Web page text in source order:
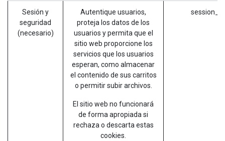
Sesión y
seguridad
(necesario)
Autentique usuarios,
proteja los datos de los
usuarios y permita que el
sitio web proporcione los
servicios que los usuarios
esperan, como almacenar
el contenido de sus carritos
o permitir subir archivos.
El sitio web no funcionará
de forma apropiada si
rechaza o descarta estas
cookies.